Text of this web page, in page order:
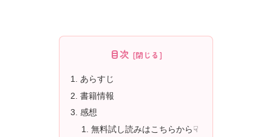
目次
あらすじ
書籍情報
感想
無料試し読みはこちらから☟